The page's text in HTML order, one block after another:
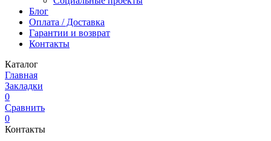
Блог
Оплата / Доставка
Гарантии и возврат
Контакты
Каталог
Главная
Закладки
0
Сравнить
0
Контакты